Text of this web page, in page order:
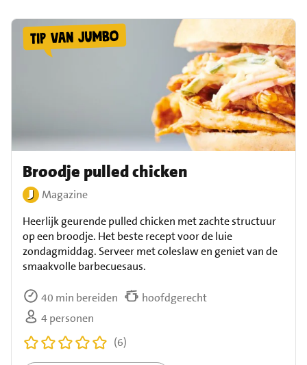
Broodje pulled chicken
Magazine
Heerlijk geurende pulled chicken met zachte structuur
op een broodje. Het beste recept voor de luie
zondagmiddag. Serveer met coleslaw en geniet van de
smaakvolle barbecuesaus.
40 min bereiden
hoofdgerecht
4 personen
(6)